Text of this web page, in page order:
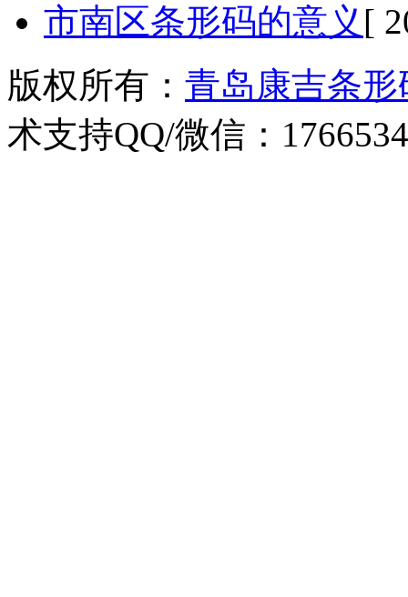
市南区条形码的意义 [
版权所有： 青岛康吉条
术支持QQ/微信：